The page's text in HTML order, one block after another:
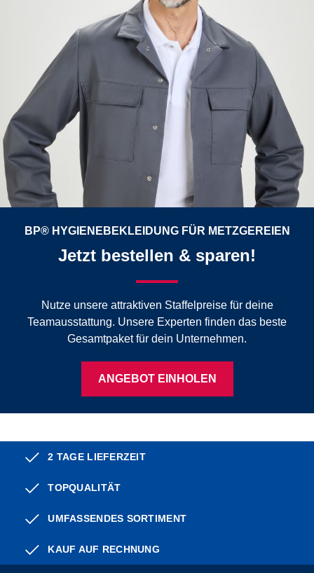
BP® HYGIENEBEKLEIDUNG FÜR METZGEREIEN
Jetzt bestellen & sparen!
Nutze unsere attraktiven Staffelpreise für deine
Teamausstattung. Unsere Experten finden das beste
Gesamtpaket für dein Unternehmen.
ANGEBOT EINHOLEN
2 TAGE LIEFERZEIT
TOPQUALITÄT
UMFASSENDES SORTIMENT
KAUF AUF RECHNUNG